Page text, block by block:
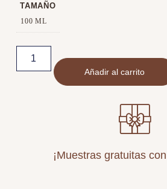
TAMAÑO
100 ML
Añadir al carrito
¡Muestras gratuitas